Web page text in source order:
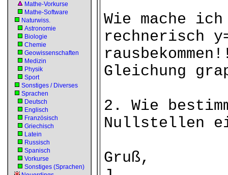
Mathe-Vorkurse
Mathe-Software
Naturwiss.
Astronomie
Biologie
Chemie
Geowissenschaften
Medizin
Physik
Sport
Sonstiges / Diverses
Sprachen
Deutsch
Englisch
Französisch
Griechisch
Latein
Russisch
Spanisch
Vorkurse
Sonstiges (Sprachen)
Wie mache
rechnerisch
Gleichung
2. Wie
Nullstellen
Gruß,